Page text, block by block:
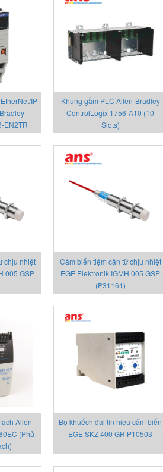
IP
EN2TR
Khung gầm PLC Allen-Bradley
ControlLogix 1756-A10 (10
Slots)
chịu nhiệt
005 GSP
Cảm biến tiệm cận từ chịu nhiệt
EGE Elektronik IGMH 005 GSP
(P31161)
Allen
(Phủ
Bộ khuếch đại tín hiệu cảm biến
EGE SKZ 400 GR P10503